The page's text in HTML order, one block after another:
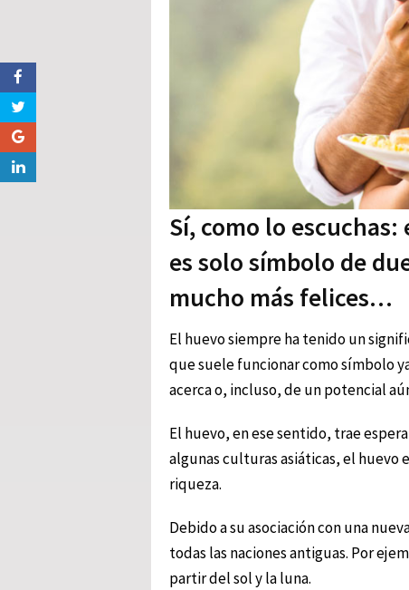
Sí, como lo
es solo símbolo de
mucho más felices…
El huevo siempre ha tenido un
que suele funcionar como símbolo
acerca o, incluso, de un potencial
El huevo, en ese sentido, trae
algunas culturas asiáticas, el huevo
riqueza.
Debido a su asociación con una
todas las naciones antiguas. Por
partir del sol y la luna.